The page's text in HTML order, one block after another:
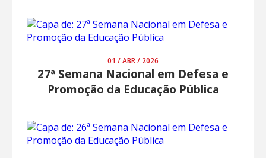
01 / ABR / 2026
27ª Semana Nacional em Defesa e
Promoção da Educação Pública